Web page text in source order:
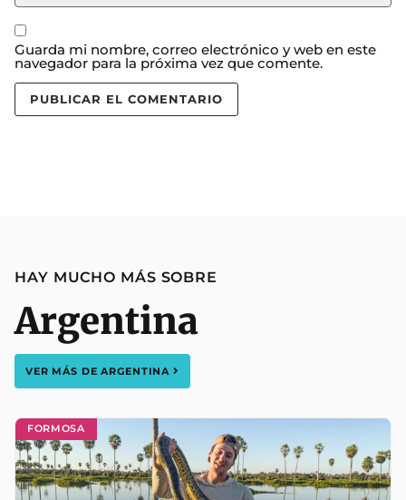
Guarda mi nombre, correo electrónico y web en este
navegador para la próxima vez que comente.
HAY MUCHO MÁS SOBRE
Argentina
VER MÁS DEARGENTINA
FORMOSA